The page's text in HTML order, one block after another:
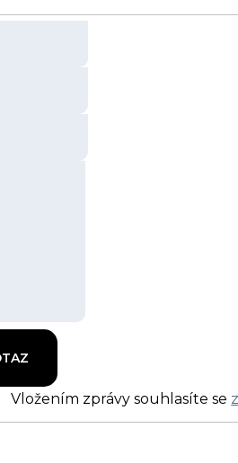
Vložením zprávy souhlasíte se